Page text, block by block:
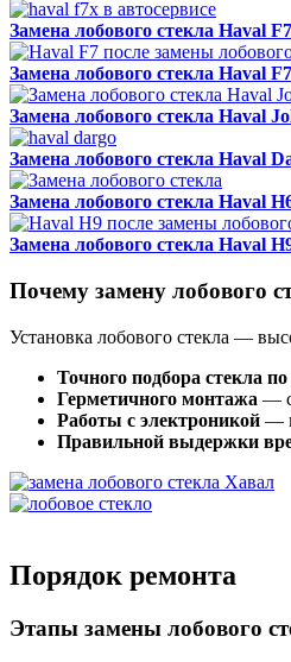
Замена лобового стекла Haval
Замена лобового стекла Haval F7
Замена лобового стекла Haval
Замена лобового стекла Haval
Замена лобового стекла Haval
Замена лобового стекла Haval
Почему замену лобового
Установка лобового стекла —
Точного подбора стекла
Герметичного монтажа — с
Работы с электроникой —
Правильной выдержки
Порядок ремонта
Этапы замены лобового